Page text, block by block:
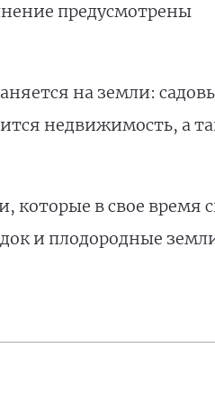
предусмотрены
на земли:
недвижимость, а
которые в свое время
и плодородные